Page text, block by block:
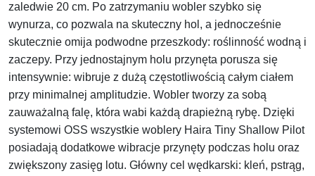
zaledwie 20 cm. Po zatrzymaniu wobler szybko się
wynurza, co pozwala na skuteczny hol, a jednocześnie
skutecznie omija podwodne przeszkody: roślinność wodną i
zaczepy. Przy jednostajnym holu przynęta porusza się
intensywnie: wibruje z dużą częstotliwością całym ciałem
przy minimalnej amplitudzie. Wobler tworzy za sobą
zauważalną falę, która wabi każdą drapieżną rybę. Dzięki
systemowi OSS wszystkie woblery Haira Tiny Shallow Pilot
posiadają dodatkowe wibracje przynęty podczas holu oraz
zwiększony zasięg lotu. Główny cel wędkarski: kleń, pstrąg,